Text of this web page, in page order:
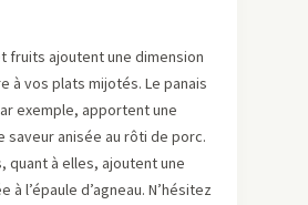
fruits ajoutent une dimension
à vos plats mijotés. Le panais
exemple, apportent une
saveur anisée au rôti de porc.
quant à elles, ajoutent une
à l’épaule d’agneau. N’hésitez